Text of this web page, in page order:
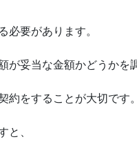
必要があります。
が妥当な金額かどうかを
約をすることが大切です。
と、